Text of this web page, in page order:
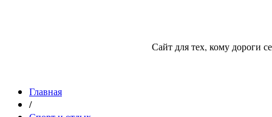
Сайт для тех, кому дороги
Главная
/